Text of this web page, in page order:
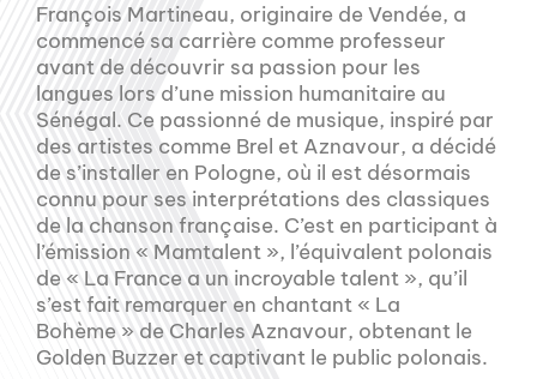
François Martineau, originaire de Vendée, a
commencé sa carrière comme professeur
avant de découvrir sa passion pour les
langues lors d’une mission humanitaire au
Sénégal. Ce passionné de musique, inspiré par
des artistes comme Brel et Aznavour, a décidé
de s’installer en Pologne, où il est désormais
connu pour ses interprétations des classiques
de la chanson française. C’est en participant à
l’émission « Mamtalent », l’équivalent polonais
de « La France a un incroyable talent », qu’il
s’est fait remarquer en chantant « La
Bohème » de Charles Aznavour, obtenant le
Golden Buzzer et captivant le public polonais.